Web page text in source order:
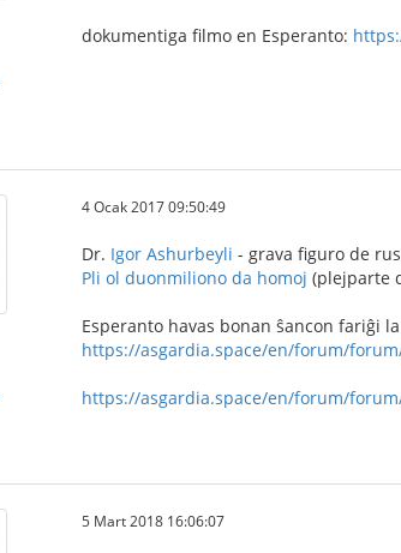
dokumentiga filmo en Esperanto:
4 Ocak 2017 09:50:49
Dr. Igor Ashurbeyli - grava figuro de
Pli ol duonmiliono da homoj (plejparte
Esperanto havas bonan ŝancon fariĝi
https://asgardia.space/en/forum/
https://asgardia.space/en/forum/
5 Mart 2018 16:06:07